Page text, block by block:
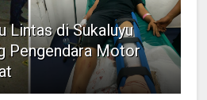
Lintas di Sukaluyu
Pengendara Motor